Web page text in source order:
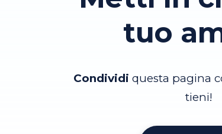
tuo
Condividi questa pagina
tieni!